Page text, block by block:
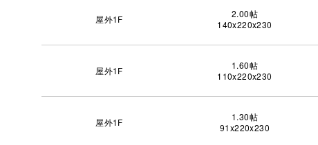
屋外1F 2.00帖
140x220x230
屋外1F 1.60帖
110x220x230
屋外1F 1.30帖
91x220x230